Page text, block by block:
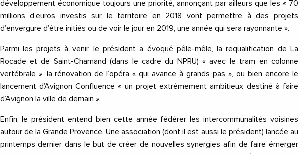
développement économique toujours une priorité, annonçant par ailleurs que les « 70
millions d’euros investis sur le territoire en 2018 vont permettre à des projets
d’envergure d’être initiés ou de voir le jour en 2019, une année qui sera rayonnante ».
Parmi les projets à venir, le président a évoqué pêle-mêle, la requalification de La
Rocade et de Saint-Chamand (dans le cadre du NPRU) « avec le tram en colonne
vertébrale », la rénovation de l’opéra « qui avance à grands pas », ou bien encore le
lancement d’Avignon Confluence « un projet extrêmement ambitieux destiné à faire
d’Avignon la ville de demain ».
Enfin, le président entend bien cette année fédérer les intercommunalités voisines
autour de la Grande Provence. Une association (dont il est aussi le président) lancée au
printemps dernier dans le but de créer de nouvelles synergies afin de faire émerger